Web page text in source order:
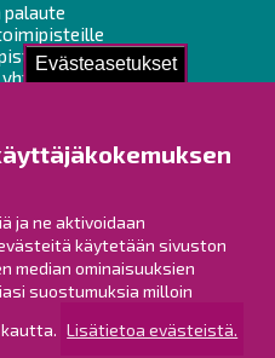
Evästeasetukset
ja ne aktivoidaan
käytetään sivuston
median ominaisuuksien
suostumuksia milloin
Lisätietoa evästeistä.
palaute